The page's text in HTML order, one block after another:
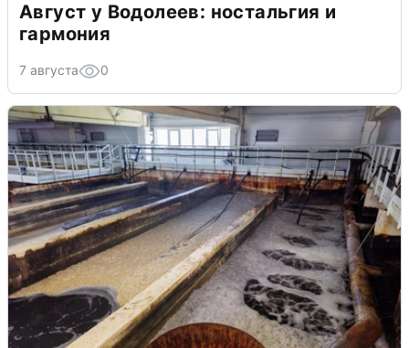
Август у Водолеев: ностальгия и
гармония
7 августа 0